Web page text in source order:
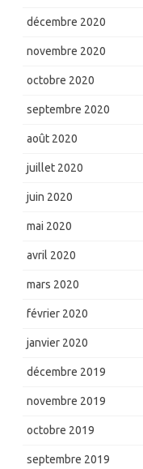
décembre 2020
novembre 2020
octobre 2020
septembre 2020
août 2020
juillet 2020
juin 2020
mai 2020
avril 2020
mars 2020
février 2020
janvier 2020
décembre 2019
novembre 2019
octobre 2019
septembre 2019